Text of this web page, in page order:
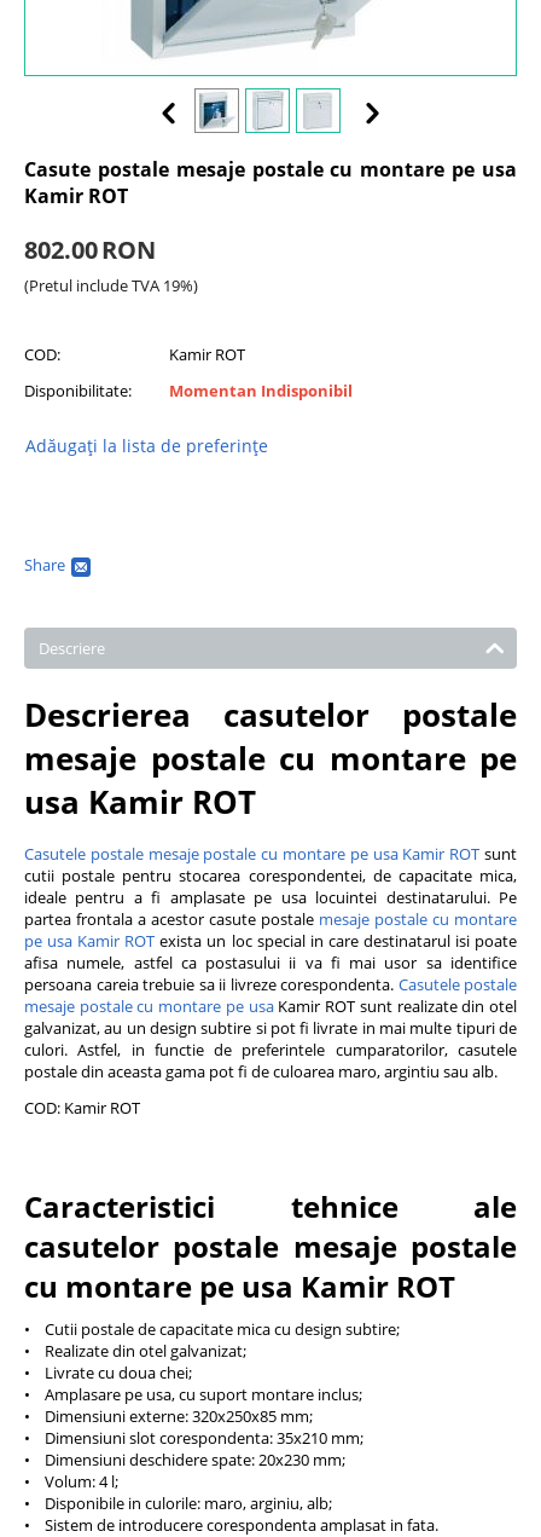
Casute postale mesaje postale cu montare pe usa
Kamir ROT
802.00RON
(Pretul include TVA 19%)
COD:
Kamir ROT
Disponibilitate:
Momentan Indisponibil
Adăugați la lista de preferințe
Share
Descriere
Descrierea casutelor postale
mesaje postale cu montare pe
usa Kamir ROT
Casutele postale mesaje postale cu montare pe usa Kamir ROT sunt
cutii postale pentru stocarea corespondentei, de capacitate mica,
ideale pentru a fi amplasate pe usa locuintei destinatarului. Pe
partea frontala a acestor casute postale mesaje postale cu montare
pe usa Kamir ROT exista un loc special in care destinatarul isi poate
afisa numele, astfel ca postasului ii va fi mai usor sa identifice
persoana careia trebuie sa ii livreze corespondenta. Casutele postale
mesaje postale cu montare pe usaKamir ROT sunt realizate din otel
galvanizat, au un design subtire si pot fi livrate in mai multe tipuri de
culori. Astfel, in functie de preferintele cumparatorilor, casutele
postale din aceasta gama pot fi de culoarea maro, argintiu sau alb.
COD: Kamir ROT
Caracteristici tehnice ale
casutelor postale mesaje postale
cu montare pe usa Kamir ROT
• Cutii postale de capacitate mica cu design subtire;
• Realizate din otel galvanizat;
• Livrate cu doua chei;
• Amplasare pe usa, cu suport montare inclus;
• Dimensiuni externe: 320x250x85 mm;
• Dimensiuni slot corespondenta: 35x210 mm;
• Dimensiuni deschidere spate: 20x230 mm;
• Volum: 4 l;
• Disponibile in culorile: maro, arginiu, alb;
• Sistem de introducere corespondenta amplasat in fata.